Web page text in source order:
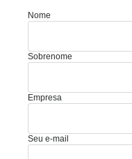
Nome
Sobrenome
Empresa
Seu e-mail